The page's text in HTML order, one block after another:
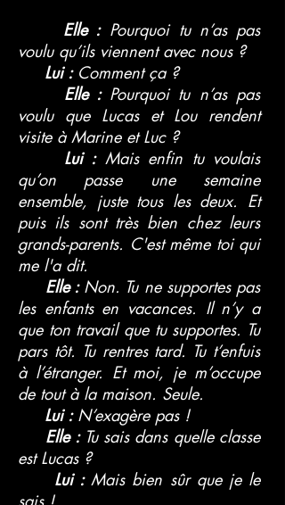
Elle :Pourquoi tu n’as pas
voulu qu’ils viennent avec nous ?
Lui : Comment ça ?
Elle : Pourquoi tu n’as pas
voulu que Lucas et Lou rendent
visite à Marine et Luc ?
Lui : Mais enfin tu voulais
qu’on passe une semaine
ensemble, juste tous les deux. Et
puis ils sont très bien chez leurs
grands-parents. C'est même toi qui
me l'a dit.
Elle : Non. Tu ne supportes pas
les enfants en vacances. Il n’y a
que ton travail que tu supportes. Tu
pars tôt. Tu rentres tard. Tu t’enfuis
à l’étranger. Et moi, je m’occupe
de tout à la maison. Seule.
Lui : N’exagère pas !
Elle : Tu sais dans quelle classe
est Lucas ?
Lui :Mais bien sûr que je le
sais !